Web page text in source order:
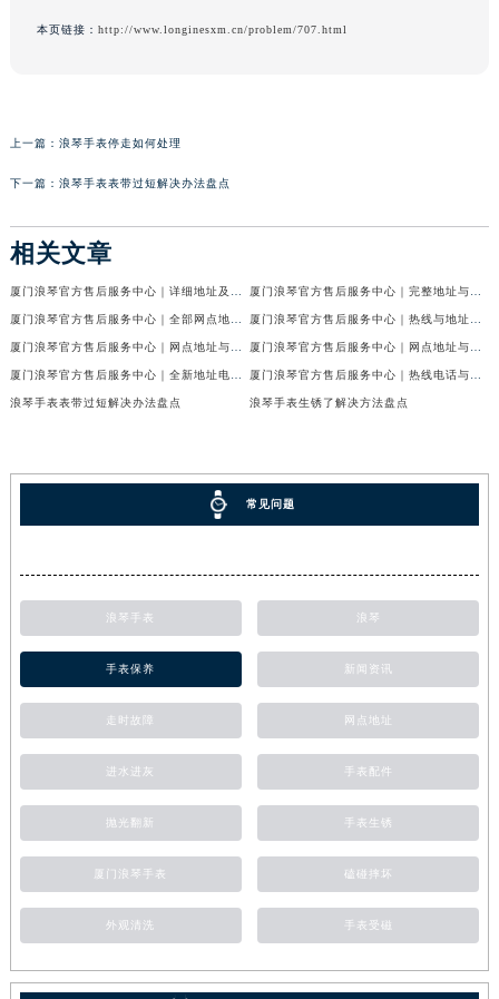
本页链接： http://www.longinesxm.cn/problem/707.html
上一篇： 浪琴手表停走如何处理
下一篇： 浪琴手表表带过短解决办法盘点
相关文章
厦门浪琴官方售后服务中心｜详细地址及服务电话权威信息公示（2026年6月最新） 厦门浪琴官方售后服务中心｜完整地址与客服热线权威信息公示（2026年6月最新）
厦门浪琴官方售后服务中心｜全部网点地址电话权威信息公示（2026年6月最新） 厦门浪琴官方售后服务中心｜热线与地址权威信息公示（2026年6月最新）
厦门浪琴官方售后服务中心｜网点地址与客服电话权威信息公示（2026年6月最新） 厦门浪琴官方售后服务中心｜网点地址与电话权威信息公示（2026年6月最新）
厦门浪琴官方售后服务中心｜全新地址电话权威信息公示（2026年6月最新） 厦门浪琴官方售后服务中心｜热线电话与网点地址权威信息公示（2026年6月最新）
浪琴手表表带过短解决办法盘点 浪琴手表生锈了解决方法盘点
常见问题
浪琴手表 浪琴
手表保养 新闻资讯
走时故障 网点地址
进水进灰 手表配件
抛光翻新 手表生锈
厦门浪琴手表 磕碰摔坏
外观清洗 手表受磁